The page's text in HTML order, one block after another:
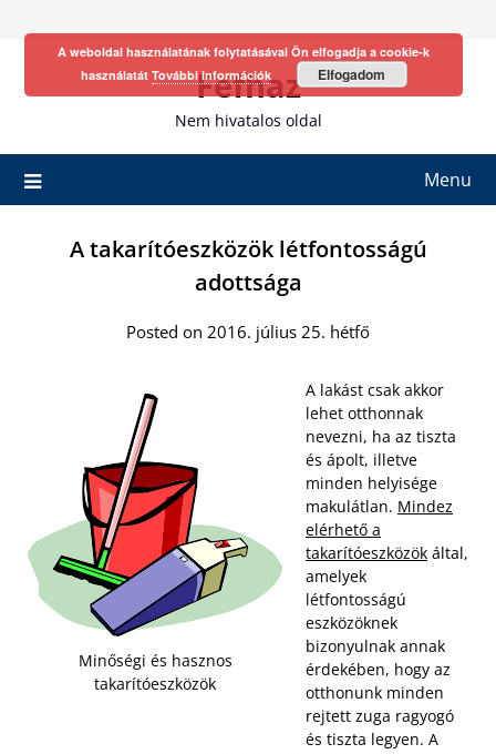
Fefhaz
Nem hivatalos oldal
Menu
A takarítóeszközök létfontosságú
adottsága
Posted on 2016. július 25. hétfő
Minőségi és hasznos
takarítóeszközök
A lakást csak akkor
lehet otthonnak
nevezni, ha az tiszta
és ápolt, illetve
minden helyisége
makulátlan. Mindez
elérhető a
takarítóeszközök által,
amelyek
létfontosságú
eszközöknek
bizonyulnak annak
érdekében, hogy az
otthonunk minden
rejtett zuga ragyogó
és tiszta legyen. A
A weboldal használatának folytatásával Ön elfogadja a cookie-k
használatát További információk Elfogadom